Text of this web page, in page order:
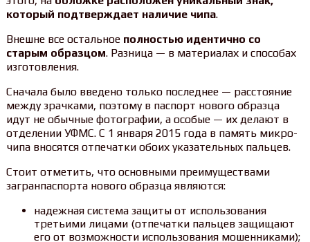
который подтверждает наличие чипа.
Внешне все остальное полностью идентично со
старым образцом. Разница — в материалах и способах
изготовления.
Сначала было введено только последнее — расстояние
между зрачками, поэтому в паспорт нового образца
идут не обычные фотографии, а особые — их делают в
отделении УФМС. С 1 января 2015 года в память микро-
чипа вносятся отпечатки обоих указательных пальцев.
Стоит отметить, что основными преимуществами
загранпаспорта нового образца являются:
надежная система защиты от использования
третьими лицами (отпечатки пальцев защищают
его от возможности использования мошенниками);